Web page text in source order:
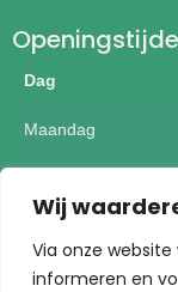
Wij
Via onze
informeren en
Dag
Maandag
Donderdag